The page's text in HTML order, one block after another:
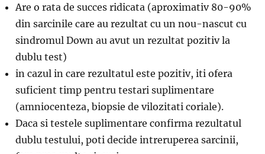
Are o rata de succes ridicata (aproximativ 80-90%
din sarcinile care au rezultat cu un nou-nascut cu
sindromul Down au avut un rezultat pozitiv la
dublu test)
in cazul in care rezultatul este pozitiv, iti ofera
suficient timp pentru testari suplimentare
(amniocenteza, biopsie de vilozitati coriale).
Daca si testele suplimentare confirma rezultatul
dublu testului, poti decide intreruperea sarcinii,